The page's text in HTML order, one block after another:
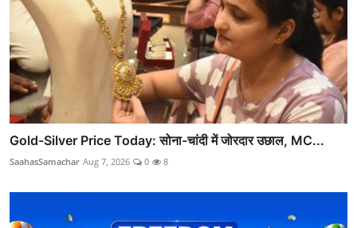
Gold-Silver Price Today: सोना-चांदी में जोरदार उछाल, MC...
SaahasSamachar Aug 7, 2026 0 8